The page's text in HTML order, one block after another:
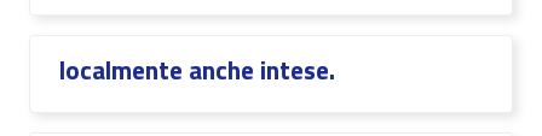
localmente anche intese.